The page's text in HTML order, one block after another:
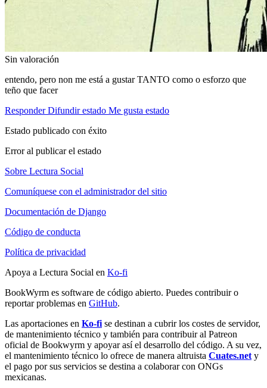
Sin valoración
entendo, pero non me está a gustar TANTO como o esforzo que
teño que facer
Responder Difundir estado Me gusta estado
Estado publicado con éxito
Error al publicar el estado
Sobre Lectura Social
Comuníquese con el administrador del sitio
Documentación de Django
Código de conducta
Política de privacidad
Apoya a Lectura Social en Ko-fi
BookWyrm es software de código abierto. Puedes contribuir o
reportar problemas en GitHub.
Las aportaciones en Ko-fi se destinan a cubrir los costes de servidor,
de mantenimiento técnico y también para contribuir al Patreon
oficial de Bookwyrm y apoyar así el desarrollo del código. A su vez,
el mantenimiento técnico lo ofrece de manera altruista Cuates.net y
el pago por sus servicios se destina a colaborar con ONGs
mexicanas.